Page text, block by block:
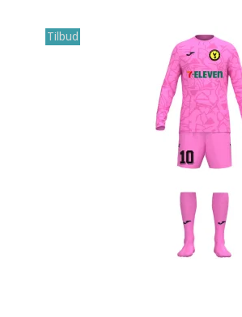
Tilbud